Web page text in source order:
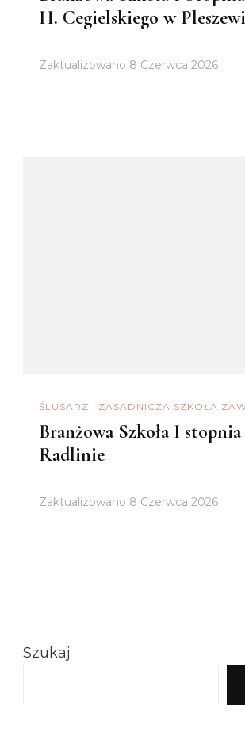
H. Cegielskiego w
Zaktualizowano 8 Czerwca 2026
ŚLUSARZ ZASADNICZA SZKOŁA
Branżowa Szkoła I
Radlinie
Zaktualizowano 8 Czerwca 2026
Szukaj